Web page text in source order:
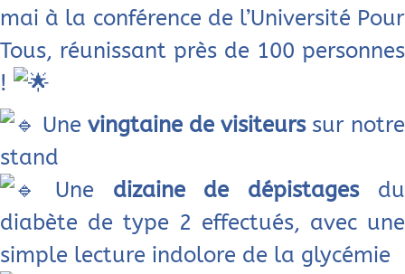
mai à la conférence de l’Université Pour
Tous, réunissant près de 100 personnes
!
Une vingtaine de visiteurssur notre
stand
Une dizaine de dépistagesdu
diabète de type 2 effectués, avec une
simple lecture indolore de la glycémie